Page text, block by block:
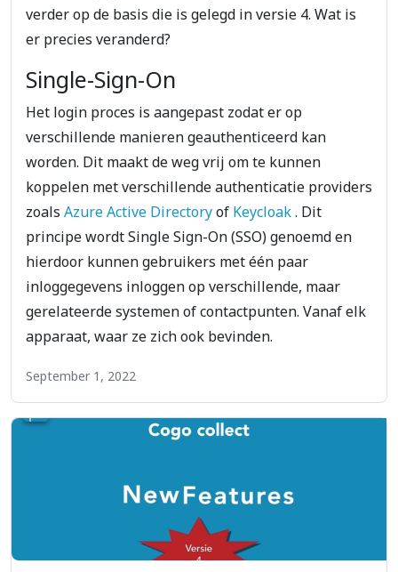
verder op de basis die is gelegd in versie 4. Wat is
er precies veranderd?
Single-Sign-On
Het login proces is aangepast zodat er op
verschillende manieren geauthenticeerd kan
worden. Dit maakt de weg vrij om te kunnen
koppelen met verschillende authenticatie providers
zoals Azure Active Directoryof Keycloak. Dit
principe wordt Single Sign-On (SSO) genoemd en
hierdoor kunnen gebruikers met één paar
inloggegevens inloggen op verschillende, maar
gerelateerde systemen of contactpunten. Vanaf elk
apparaat, waar ze zich ook bevinden.
September 1, 2022